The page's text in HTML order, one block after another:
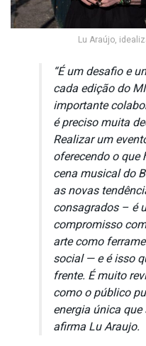
Lu Araújo,
“É um desafio e
cada edição do
importante
é preciso muita
Realizar um
oferecendo o que
cena musical do
as novas
consagrados – é
compromisso
arte como
social — e é isso
frente. É muito
como o público
energia única
afirma Lu Araujo.